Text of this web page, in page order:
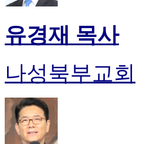
유경재 목사
나성북부교회